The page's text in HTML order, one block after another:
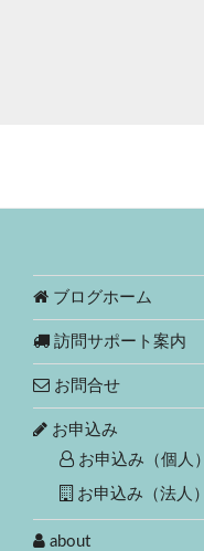
ブログホーム
訪問サポート案内
お問合せ
お申込み
お申込み（個人）
お申込み（法人）
about